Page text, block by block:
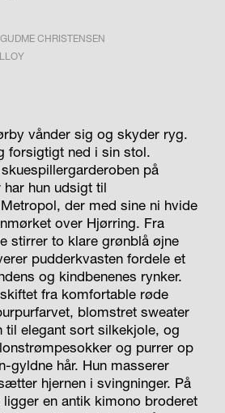
CHRISTENSEN
vånder sig og skyder ryg.
forsigtigt ned i sin stol.
på
har hun udsigt til
der med sine ni hvide
over Hjørring. Fra
stirrer to klare grønblå øjne
pudderkvasten fordele et
og kindbenenes rynker.
fra komfortable røde
blomstret sweater
til elegant sort silkekjole, og
og purrer op
gyldne hår. Hun masserer
hjernen i svingninger. På
ligger en antik kimono broderet